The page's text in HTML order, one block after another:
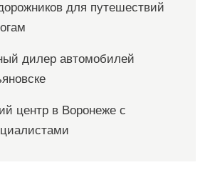
для путешествий
дилер автомобилей
центр в Воронеже с